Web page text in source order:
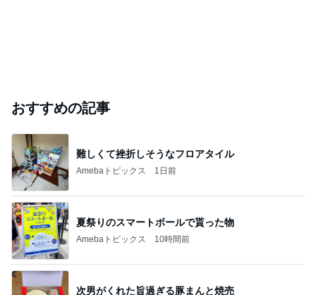
おすすめの記事
難しくて挫折しそうなフロアタイル
Amebaトピックス 1日前
夏祭りのスマートボールで貰った物
Amebaトピックス 10時間前
次男がくれた旨過ぎる豚まんと焼売